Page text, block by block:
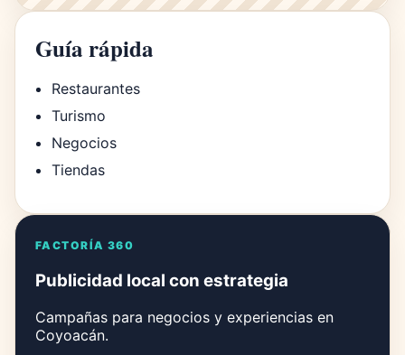
Guía rápida
Restaurantes
Turismo
Negocios
Tiendas
FACTORÍA 360
Publicidad local con estrategia
Campañas para negocios y experiencias en
Coyoacán.